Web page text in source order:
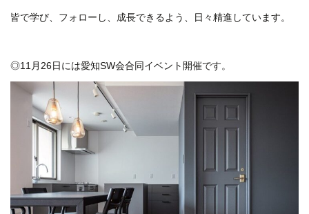
皆で学び、フォローし、成長できるよう、日々精進しています。
◎11月26日には愛知SW会合同イベント開催です。